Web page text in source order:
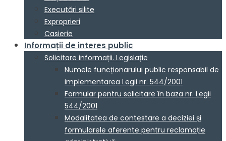
Executări silite
Exproprieri
Casierie
Informații de interes public
Solicitare informații. Legislație
Numele funcționarului public responsabil de
implementarea Legii nr. 544/2001
Formular pentru solicitare în baza nr. Legii
544/2001
Modalitatea de contestare a deciziei și
formularele aferente pentru reclamație